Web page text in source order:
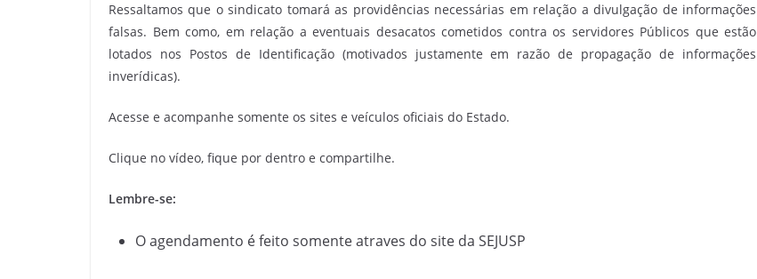
Ressaltamos que o sindicato tomará as providências necessárias em relação a divulgação de informações
falsas. Bem como, em relação a eventuais desacatos cometidos contra os servidores Públicos que estão
lotados nos Postos de Identificação (motivados justamente em razão de propagação de informações
inverídicas).
Acesse e acompanhe somente os sites e veículos oficiais do Estado.
Clique no vídeo, fique por dentro e compartilhe.
Lembre-se:
O agendamento é feito somente atraves do site da SEJUSP